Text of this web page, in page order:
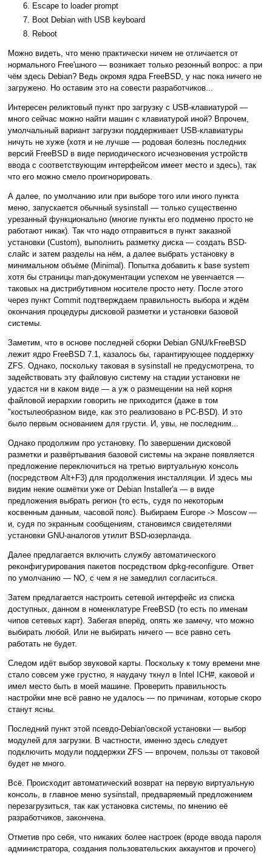
Escape to loader prompt
Boot Debian with USB keyboard
Reboot
Можно видеть, что меню практически ничем не отличается от
нормального Free'шного — возникает только резонный вопрос: а при
чём здесь Debian? Ведь окромя ядра FreeBSD, у нас пока ничего не
загружено. Но оставим это на совести разработчиков...
Интересен реликтовый пункт про загрузку с USB-клавиатурой —
много сейчас можно найти машин с клавиатурой иной? Впрочем,
умолчальный вариант загрузки поддерживает USB-клавиатуры
ничуть не хуже (хотя и не лучше — родовая болезнь последних
версий FreeBSD в виде периодического исчезновения устройств
ввода с соответствующим интерфейсом имеет место и здесь), так
что его можно смело проигнорировать.
А далее, по умолчанию или при выборе того или иного пункта
меню, запускается обычный sysinstall — только существенно
урезанный функционально (многие пункты его подменю просто не
работают никак). Так что надо отправиться в пункт заказной
установки (Custom), выполнить разметку диска — создать BSD-
слайс и затем разделы на нём, а далее выбрать установку в
минимальном объёме (Minimal). Попытка добавить к base system
хотя бы страницы man-документации успехом не увенчается —
таковых на дистрибутивном носителе просто нету. После этого
через пункт Commit подтверждаем правильность выбора и ждём
окончания процедуры дисковой разметки и установки базовой
системы.
Заметим, что в основе последней сборки Debian GNU/kFreeBSD
лежит ядро FreeBSD 7.1, казалось бы, гарантирующее поддержку
ZFS. Однако, поскольку таковая в sysinstall не предусмотрена, то
задействовать эту файловую систему на стадии установки не
удастся ни в каком виде — а уж о размещении на ней корня
файловой иерархии говорить не приходится (даже в том
"костылеобразном виде, как это реализовано в PC-BSD). И это
было первым основанием для грусти. И, увы, не последним...
Однако продолжим про установку. По завершении дисковой
разметки и развёртывания базовой системы на экране появляется
предложение переключиться на третью виртуальную консоль
(посредством Alt+F3) для продолжения инсталляции. И здесь мы
видим некие ошмётки уже от Debian Installer'а — в виде
предложения выбрать регион (то есть, судя по некоторым
косвенным данным, часовой пояс). Выбираем Europe -> Moscow —
и, судя по экранным сообщениям, становимся свидетелями
установки GNU-аналогов утилит BSD-юзерланда.
Далее предлагается включить службу автоматического
реконфигурирования пакетов посредством dpkg-reconfigure. Ответ
по умолчанию — NO, с чем я не замедлил согласиться.
Затем предлагается настроить сетевой интерфейс из списка
доступных, данном в номенклатуре FreeBSD (то есть по именам
чипов сетевых карт). Забегая вперёд, опять же замечу, что можно
выбирать любой. Или не выбирать ничего — все равно сеть
работать не будет.
Следом идёт выбор звуковой карты. Поскольку к тому времени мне
стало совсем уже грустно, я наудачу ткнул в Intel ICH#, каковой и
имел место быть в моей машине. Проверить правильность
настройки мне всё равно не удалось — по причинам, которые скоро
станут ясны.
Последний пункт этой псевдо-Debian'овской установки — выбор
модулей для загрузки. В частности, именно здесь следует
подключить модули поддержки ZFS — впрочем, пользы от таковой
будет не много.
Всё. Происходит автоматический возврат на первую виртуальную
консоль, в главное меню sysinstall, предваряемый предложением
перезагрузиться, так как установка системы, по мнению её
разработчиков, закончена.
Отметив про себя, что никаких более настроек (вроде ввода пароля
администратора, создания пользовательских аккаунтов и прочего)